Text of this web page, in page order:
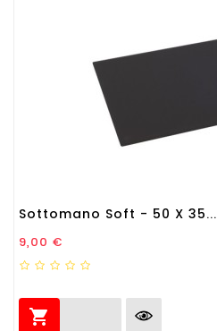
Sottomano Soft - 50 X 35...
Prezzo
9,00 €
